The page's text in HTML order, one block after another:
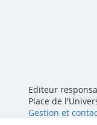
Editeur
Place de
Gestion et